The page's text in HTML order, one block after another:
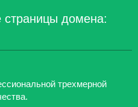
домена:
трехмерной